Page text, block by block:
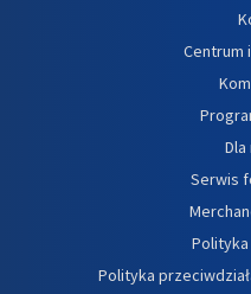
Centrum
Serwis
Polityka